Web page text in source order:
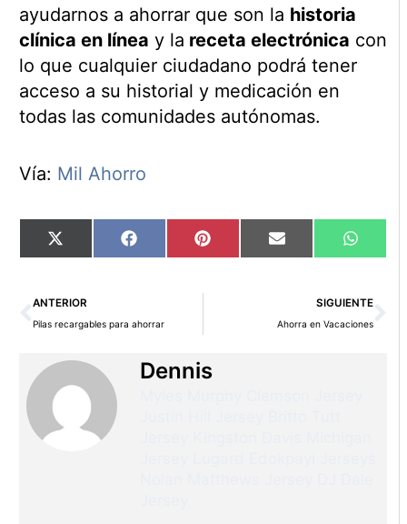
ayudarnos a ahorrar que son la historia
clínica en línea y la receta electrónica con
lo que cualquier ciudadano podrá tener
acceso a su historial y medicación en
todas las comunidades autónomas.
Vía: Mil Ahorro
Compartir
en
X
(Twitter)
Compartir
en
Facebook Compartir
en
Pinterest Compartir
en
Email
en
Ant
ANTERIOR
Pilas recargables para ahorrar
SIGUIENTE
Ahorra en Vacaciones
Dennis